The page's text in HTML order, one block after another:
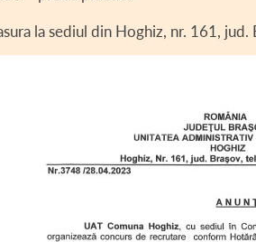
INFORMAȚII
TRANSPARENȚĂ
VÂNZARE
la sediul din Hoghiz, nr. 161, jud.